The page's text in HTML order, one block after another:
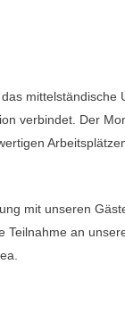
verbindet. Der
mit unseren
an